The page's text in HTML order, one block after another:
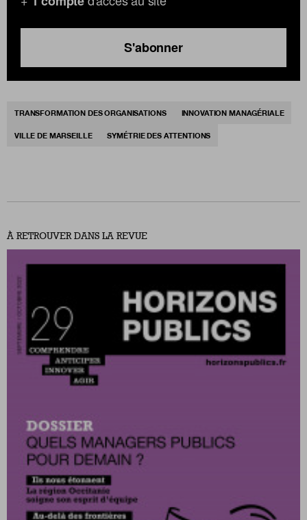
S'abonner
TRANSFORMATION DES ORGANISATIONS INNOVATION MANAGÉRIALE
VILLE DE MARSEILLE SYMÉTRIE DES ATTENTIONS
À RETROUVER DANS LA REVUE